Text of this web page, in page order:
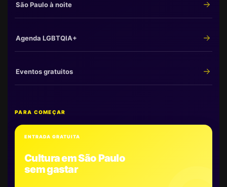
São Paulo à noite
Agenda LGBTQIA+
Eventos gratuitos
PARA COMEÇAR
ENTRADA GRATUITA
Cultura em São Paulo
sem gastar